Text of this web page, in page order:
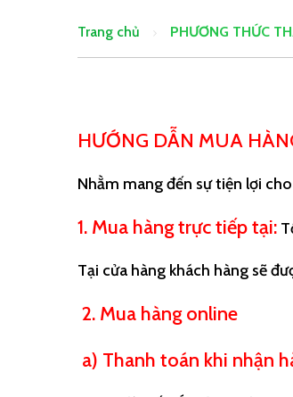
Trang chủ PHƯƠNG THỨC
HƯỚNG DẪN MUA
Nhằm mang đến sự tiện lợi
1. Mua hàng trực tiếp tại:
Tại cửa hàng khách hàng sẽ
2. Mua hàng online
a) Thanh toán khi nhận